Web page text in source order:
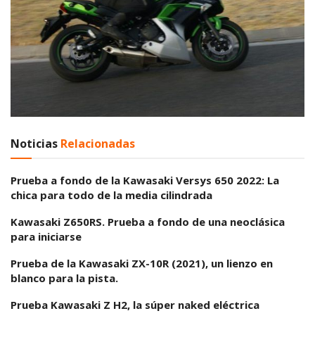
Noticias Relacionadas
Prueba a fondo de la Kawasaki Versys 650 2022: La
chica para todo de la media cilindrada
Kawasaki Z650RS. Prueba a fondo de una neoclásica
para iniciarse
Prueba de la Kawasaki ZX-10R (2021), un lienzo en
blanco para la pista.
Prueba Kawasaki Z H2, la súper naked eléctrica